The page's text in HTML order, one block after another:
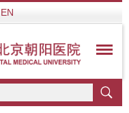
EN